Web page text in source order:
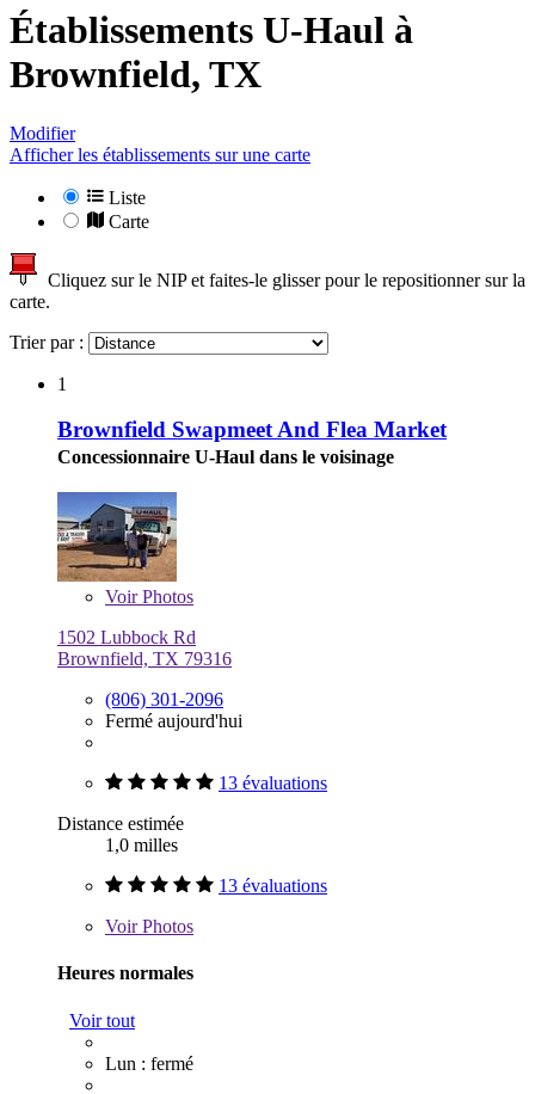
Établissements U-Haul à
Brownfield, TX
Modifier
Afficher les établissements sur une carte
Liste
Carte
Cliquez sur le NIP et faites-le glisser pour le repositionner sur la
carte.
Trier par :
1
Brownfield Swapmeet And Flea Market
Concessionnaire U-Haul dans le voisinage
VoirPhotos
1502 Lubbock Rd
Brownfield, TX 79316
(806) 301-2096
Fermé aujourd'hui
13 évaluations
Distance estimée
1,0 milles
13 évaluations
VoirPhotos
Heures normales
Voir tout
Lun : fermé